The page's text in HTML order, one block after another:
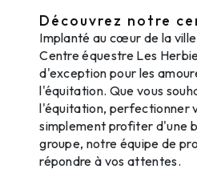
Découvrez notre
Implanté au cœur de la
Centre équestre Les
d'exception pour les
l'équitation. Que vous
l'équitation, perfectionner
simplement profiter d'une
groupe, notre équipe de
répondre à vos attentes.